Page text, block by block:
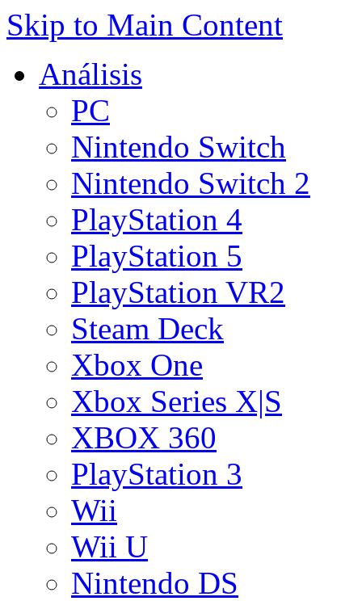
Skip to Main Content
Análisis
PC
Nintendo Switch
Nintendo Switch 2
PlayStation 4
PlayStation 5
PlayStation VR2
Steam Deck
Xbox One
Xbox Series X|S
XBOX 360
PlayStation 3
Wii
Wii U
Nintendo DS